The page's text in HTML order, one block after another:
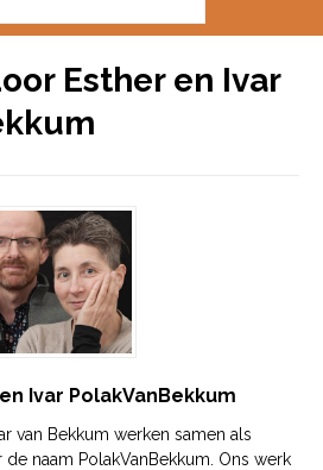
Esther en Ivar
Ivar PolakVanBekkum
van Bekkum werken samen als
naam PolakVanBekkum. Ons werk